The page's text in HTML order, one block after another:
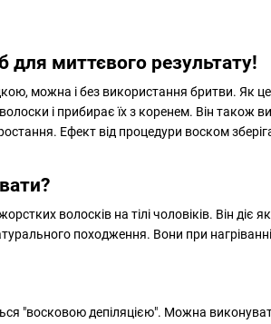
для миттєвого результату!
можна і без використання бритви. Як
і прибирає їх з коренем. Він також
Ефект від процедури воском
волосків на тілі чоловіків. Він діє
походження. Вони при
"восковою депіляцією". Можна